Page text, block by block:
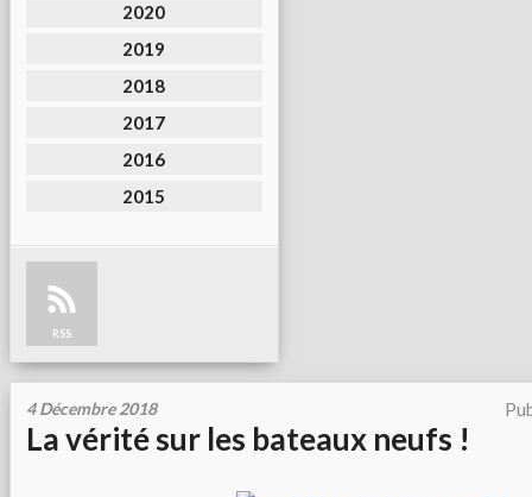
2020
2019
2018
2017
2016
2015
RSS
4 Décembre 2018
La vérité sur les bateaux neufs !